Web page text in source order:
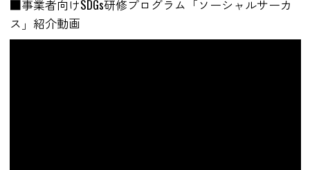
■事業者向けSDGs研修プログラム「ソーシャルサーカ
ス」紹介動画